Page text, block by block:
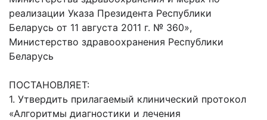
реализации Указа Президента Республики
Беларусь от 11 августа 2011 г. № 360»,
Министерство здравоохранения Республики
Беларусь
ПОСТАНОВЛЯЕТ:
1. Утвердить прилагаемый клинический протокол
«Алгоритмы диагностики и лечения